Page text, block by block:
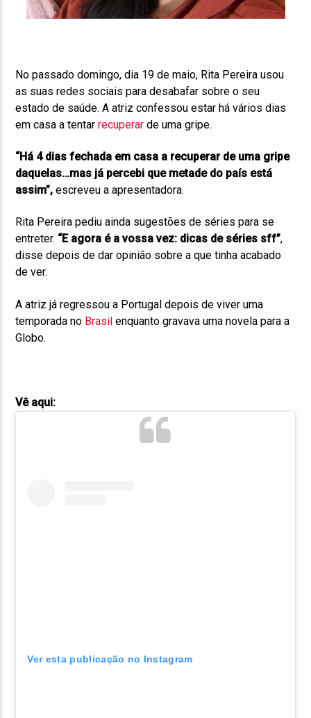
No passado domingo, dia 19 de maio, Rita Pereira usou
as suas redes sociais para desabafar sobre o seu
estado de saúde. A atriz confessou estar há vários dias
em casa a tentarrecuperar de uma gripe.
“Há 4 dias fechada em casa a recuperar de uma gripe
daquelas…mas já percebi que metade do país está
assim”,escreveu a apresentadora.
Rita Pereira pediu ainda sugestões de séries para se
entreter. “E agora é a vossa vez: dicas de séries sff”,
disse depois de dar opinião sobre a que tinha acabado
de ver.
A atriz já regressou a Portugal depois de viver uma
temporada no Brasil enquanto gravava uma novela para a
Globo.
Vê aqui:
Ver esta publicação no Instagram